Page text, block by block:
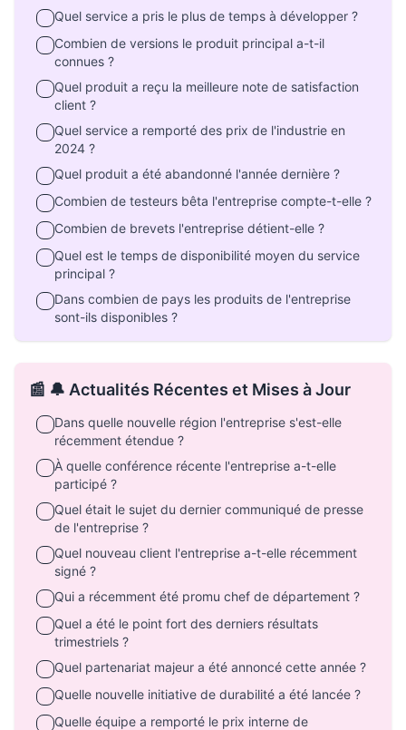
Quel service a pris le plus de temps à développer ?
Combien de versions le produit principal a-t-il
connues ?
Quel produit a reçu la meilleure note de satisfaction
client ?
Quel service a remporté des prix de l'industrie en
2024 ?
Quel produit a été abandonné l'année dernière ?
Combien de testeurs bêta l'entreprise compte-t-elle ?
Combien de brevets l'entreprise détient-elle ?
Quel est le temps de disponibilité moyen du service
principal ?
Dans combien de pays les produits de l'entreprise
sont-ils disponibles ?
📰 🔔 Actualités Récentes et Mises à Jour
Dans quelle nouvelle région l'entreprise s'est-elle
récemment étendue ?
À quelle conférence récente l'entreprise a-t-elle
participé ?
Quel était le sujet du dernier communiqué de presse
de l'entreprise ?
Quel nouveau client l'entreprise a-t-elle récemment
signé ?
Qui a récemment été promu chef de département ?
Quel a été le point fort des derniers résultats
trimestriels ?
Quel partenariat majeur a été annoncé cette année ?
Quelle nouvelle initiative de durabilité a été lancée ?
Quelle équipe a remporté le prix interne de